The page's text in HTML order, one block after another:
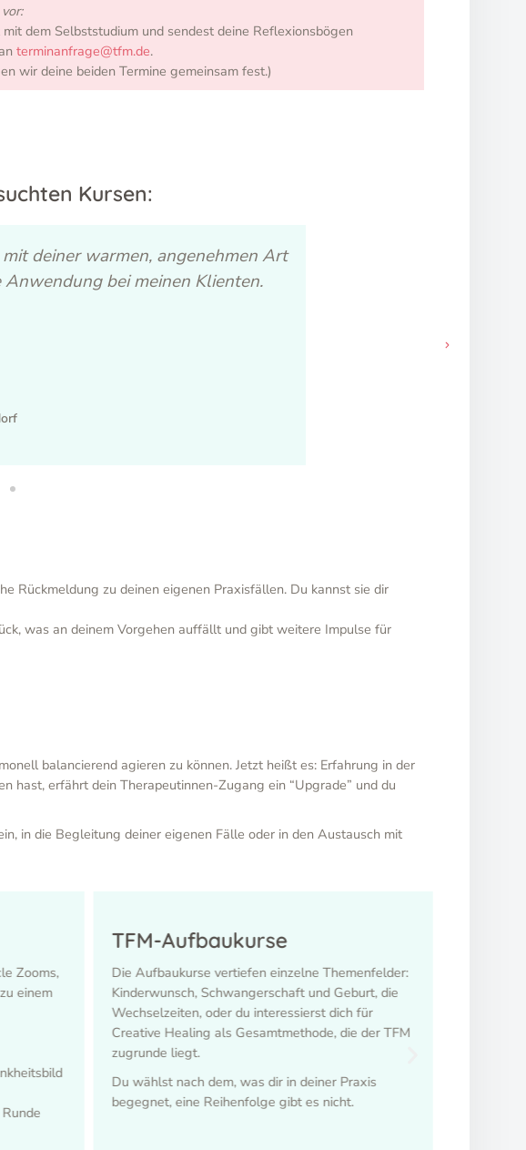
dem Selbststudium und sendest deine Reflexionsbögen
terminanfrage@tfm.de.
wir deine beiden Termine gemeinsam fest.)
Kursen:
deiner warmen, angenehmen Art
bei meinen Klienten.
Rückmeldung zu deinen eigenen Praxisfällen. Du kannst sie dir
was an deinem Vorgehen auffällt und gibt weitere Impulse für
balancierend agieren zu können. Jetzt heißt es: Erfahrung in der
hast, erfährt dein Therapeutinnen-Zugang ein “Upgrade” und du
in die Begleitung deiner eigenen Fälle oder in den Austausch mit
Zooms,
einem
TFM-Aufbaukurse
Die Aufbaukurse vertiefen einzelne Themenfelder:
Kinderwunsch, Schwangerschaft und Geburt, die
Wechselzeiten, oder du interessierst dich für
Creative Healing als Gesamtmethode, die der TFM
zugrunde liegt.
Du wählst nach dem, was dir in deiner Praxis
begegnet, eine Reihenfolge gibt es nicht.